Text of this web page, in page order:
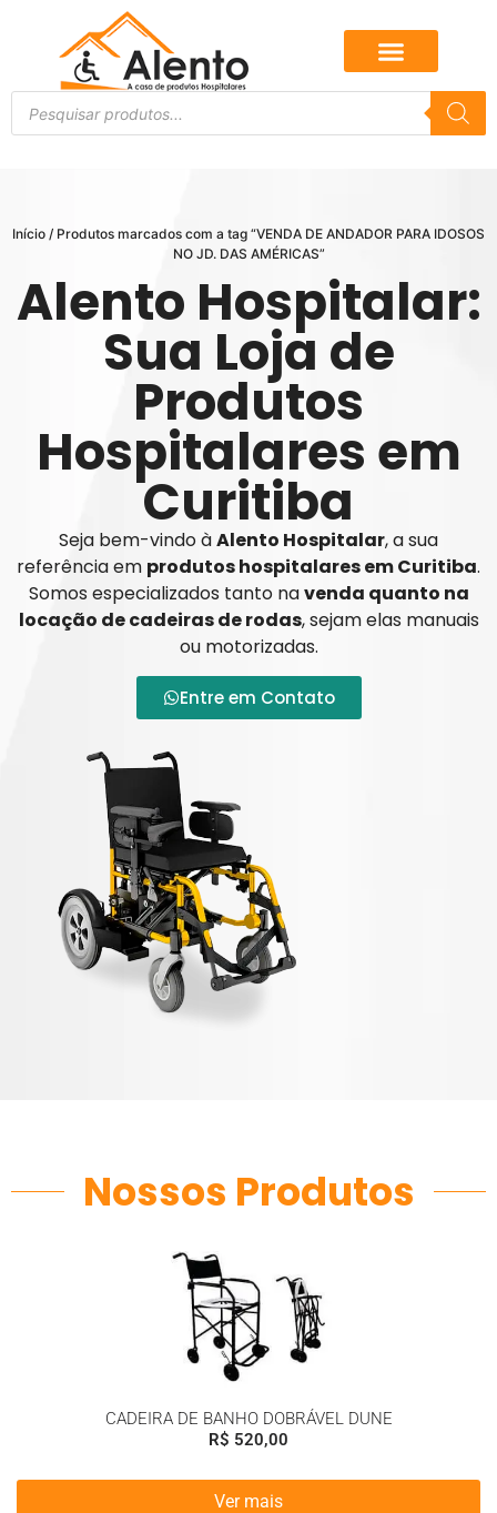
Início / Produtos marcados com a tag “VENDA DE ANDADOR PARA IDOSOS
NO JD. DAS AMÉRICAS”
Alento Hospitalar:
Sua Loja de
Produtos
Hospitalares em
Curitiba
Seja bem-vindo àAlento Hospitalar, a sua
referência em produtos hospitalares em Curitiba.
Somos especializados tanto navenda quanto na
locação de cadeiras de rodas, sejam elas manuais
ou motorizadas.
Entre em Contato
Nossos Produtos
CADEIRA DE BANHO DOBRÁVEL DUNE
R$ 520,00
Ver mais